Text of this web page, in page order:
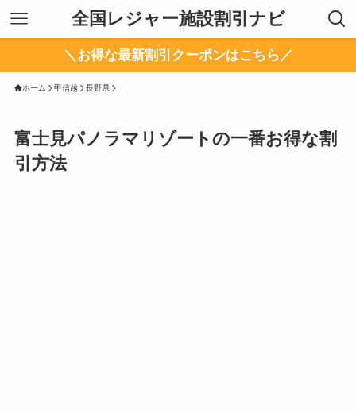
全国レジャー施設割引ナビ
＼お得な最新割引クーポンはこちら／
ホーム 甲信越 長野県
富士見パノラマリゾートの一番お得な割
引方法